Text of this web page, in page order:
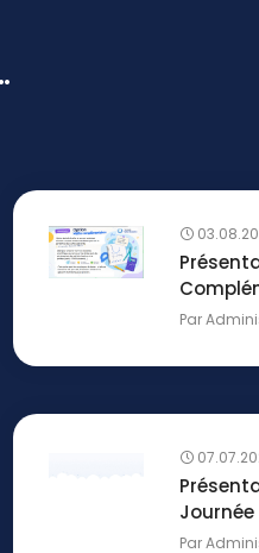
Par
Journée
Par